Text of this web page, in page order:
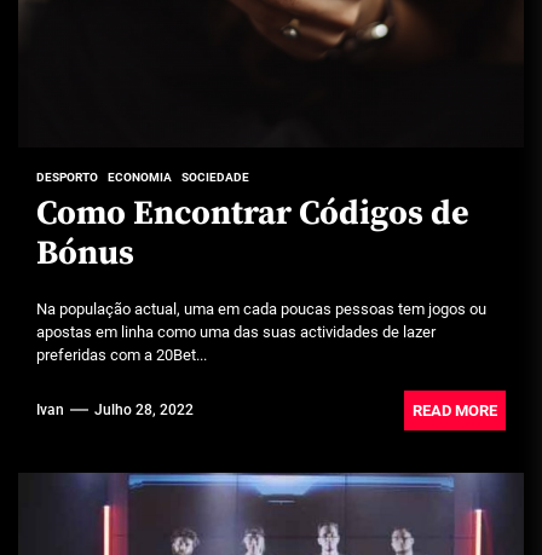
DESPORTO ECONOMIA SOCIEDADE
Como Encontrar Códigos de
Bónus
Na população actual, uma em cada poucas pessoas tem jogos ou
apostas em linha como uma das suas actividades de lazer
preferidas com a 20Bet...
Ivan Julho 28, 2022 READ MORE